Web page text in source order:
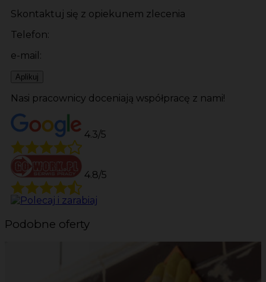
Skontaktuj się z opiekunem zlecenia
Telefon:
e-mail:
Aplikuj
Nasi pracownicy doceniają współpracę z nami!
4.3/5
4.8/5
Podobne oferty